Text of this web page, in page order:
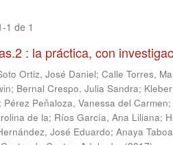
1 de 1
: la práctica, con
Ortiz, José Daniel; Calle Torres,
; Bernal Crespo, Julia Sandra;
; Pérez Peñaloza, Vanessa del Carmen;
de la; Ríos García, Ana Liliana;
José Eduardo; Anaya